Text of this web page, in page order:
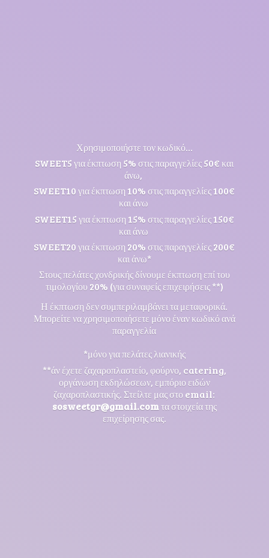
Χρησιμοποιήστε τον κωδικό...
SWEET5 για έκπτωση 5% στις παραγγελίες 50€ και
άνω,
SWEET10 για έκπτωση 10% στις παραγγελίες 100€
και άνω
SWEET15 για έκπτωση 15% στις παραγγελίες 150€
και άνω
SWEET20 για έκπτωση 20% στις παραγγελίες 200€
και άνω*
Στους πελάτες χονδρικής δίνουμε έκπτωση επί του
τιμολογίου 20% (για συναφείς επιχειρήσεις **)
Η έκπτωση δεν συμπεριλαμβάνει τα μεταφορικά.
Μπορείτε να χρησιμοποιήσετε μόνο έναν κωδικό ανά
παραγγελία
*μόνο για πελάτες λιανικής
**άν έχετε ζαχαροπλαστείο, φούρνο, catering,
οργάνωση εκδηλώσεων, εμπόριο ειδών
ζαχαροπλαστικής. Στείλτε μας στο email:
sosweetgr@gmail.comτα στοιχεία της
επιχείρησης σας.